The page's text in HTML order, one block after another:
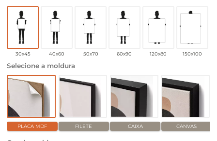
30x45 40x60 50x70 60x90 120x80 150x100
Selecione a moldura
PLACA MDF FILETE CAIXA CANVAS